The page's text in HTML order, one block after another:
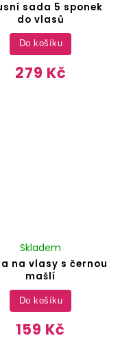
sada 5 sponek
do vlasů
279 Kč
Do košíku
na vlasy s černou
mašlí
Skladem
159 Kč
Do košíku